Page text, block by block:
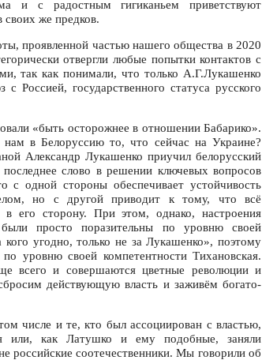
и с радостным гигиканьем приветствуют
же предков.
проявленной частью нашего общества в 2020
отвергли любые попытки контактов с
так как понимали, что только А.Г.Лукашенко
Россией, государственного статуса русского
«быть осторожнее в отношении Бабарико».
в Белоруссию то, что сейчас на Украине?
Александр Лукашенко приучил белорусский
слово в решении ключевых вопросов
с одной стороны обеспечивает устойчивость
но с другой приводит к тому, что всё
в его сторону. При этом, однако, настроения
просто поразительны по уровню своей
кого угодно, только не за Лукашенко», поэтому
уровню своей компетентности Тихановская.
всего и совершаются цветные революции и
действующую власть и заживём богато-
числе и те, кто был ассоциирован с властью,
или, как Латушко и ему подобные, заняли
российские соотечественники. Мы говорили об